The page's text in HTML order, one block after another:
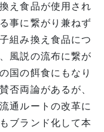
え食品が使用され
事に繋がり兼ねず
組み換え食品につ
風説の流布に繋が
国の餌食にもなり
否両論があるが、
通ルートの改革に
ブランド化して本